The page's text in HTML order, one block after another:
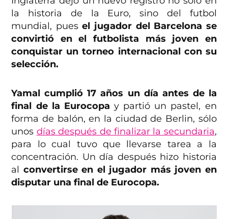
la historia de la Euro, sino del futbol
mundial, puesel jugador del Barcelona se
convirtió en el futbolista más joven en
conquistar un torneo internacional con su
selección.
Yamal cumplió 17 años un día antes de la
final de la Eurocopa y partió un pastel, en
forma de balón, en la ciudad de Berlin, sólo
unos días después de finalizar la secundaria,
para lo cual tuvo que llevarse tarea a la
concentración. Un día después hizo historia
al convertirse en el jugador más joven en
disputar una final de Eurocopa.